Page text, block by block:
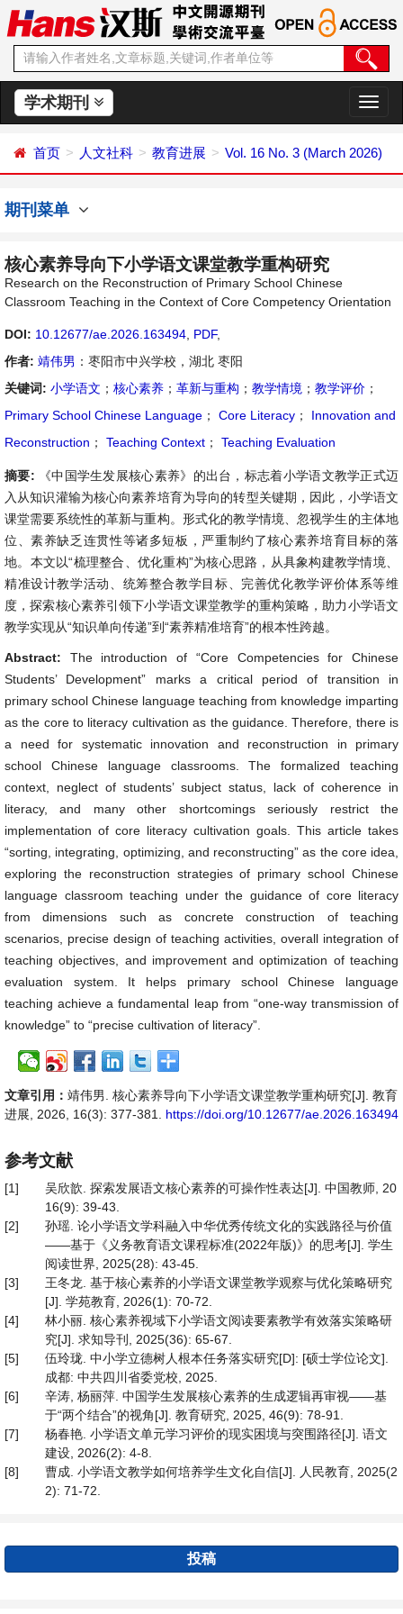
学术期刊
切
换
航
首页 人文社科 教育进展 Vol. 16 No. 3 (March 2026)
期刊菜单
核心素养导向下小学语文课堂教学重构研究
Research on the Reconstruction of Primary School Chinese
Classroom Teaching in the Context of Core Competency Orientation
DOI: 10.12677/ae.2026.163494 PDF,
作者: 靖伟男 ：枣阳市中兴学校，湖北 枣阳
关键词: 小学语文 ； 核心素养 ； 革新与重构 ； 教学情境 ； 教学评价 ；
Primary School Chinese Language ； Core Literacy ；
Innovation and
Reconstruction ； Teaching Context ； Teaching Evaluation
摘要:
《中国学生发展核心素养》的出台，标志着小学语文教学正式迈
入从知识灌输为核心向素养培育为导向的转型关键期，因此，小学语文
课堂需要系统性的革新与重构。形式化的教学情境、忽视学生的主体地
位、素养缺乏连贯性等诸多短板，严重制约了核心素养培育目标的落
地。本文以“梳理整合、优化重构”为核心思路，从具象构建教学情境、
精准设计教学活动、统筹整合教学目标、完善优化教学评价体系等维
度，探索核心素养引领下小学语文课堂教学的重构策略，助力小学语文
教学实现从“知识单向传递”到“素养精准培育”的根本性跨越。
Abstract: The introduction of “Core Competencies for Chinese
Students’ Development” marks a critical period of transition in
primary school Chinese language teaching from knowledge imparting
as the core to literacy cultivation as the guidance. Therefore, there is
a need for systematic innovation and reconstruction in primary
school Chinese language classrooms. The formalized teaching
context, neglect of students’ subject status, lack of coherence in
literacy, and many other shortcomings seriously restrict the
implementation of core literacy cultivation goals. This article takes
“sorting, integrating, optimizing, and reconstructing” as the core idea,
exploring the reconstruction strategies of primary school Chinese
language classroom teaching under the guidance of core literacy
from dimensions such as concrete construction of teaching
scenarios, precise design of teaching activities, overall integration of
teaching objectives, and improvement and optimization of teaching
evaluation system. It helps primary school Chinese language
teaching achieve a fundamental leap from “one-way transmission of
knowledge” to “precise cultivation of literacy”.
文章引用： 靖伟男. 核心素养导向下小学语文课堂教学重构研究[J]. 教育
进展, 2026, 16(3): 377-381. https://doi.org/10.12677/ae.2026.163494
参考文献
[1]
吴欣歆. 探索发展语文核心素养的可操作性表达[J]. 中国教师, 20
16(9): 39-43.
[2]
孙瑶. 论小学语文学科融入中华优秀传统文化的实践路径与价值
——基于《义务教育语文课程标准(2022年版)》的思考[J]. 学生
阅读世界, 2025(28): 43-45.
[3]
王冬龙. 基于核心素养的小学语文课堂教学观察与优化策略研究
[J]. 学苑教育, 2026(1): 70-72.
[4]
林小丽. 核心素养视域下小学语文阅读要素教学有效落实策略研
究[J]. 求知导刊, 2025(36): 65-67.
[5]
伍玲珑. 中小学立德树人根本任务落实研究[D]: [硕士学位论文].
成都: 中共四川省委党校, 2025.
[6]
辛涛, 杨丽萍. 中国学生发展核心素养的生成逻辑再审视——基
于“两个结合”的视角[J]. 教育研究, 2025, 46(9): 78-91.
[7]
杨春艳. 小学语文单元学习评价的现实困境与突围路径[J]. 语文
建设, 2026(2): 4-8.
[8]
曹成. 小学语文教学如何培养学生文化自信[J]. 人民教育, 2025(2
2): 71-72.
投稿